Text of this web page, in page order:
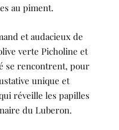
au piment.
et audacieux de
verte Picholine et
se rencontrent, pour
unique et
réveille les papilles
du Luberon.